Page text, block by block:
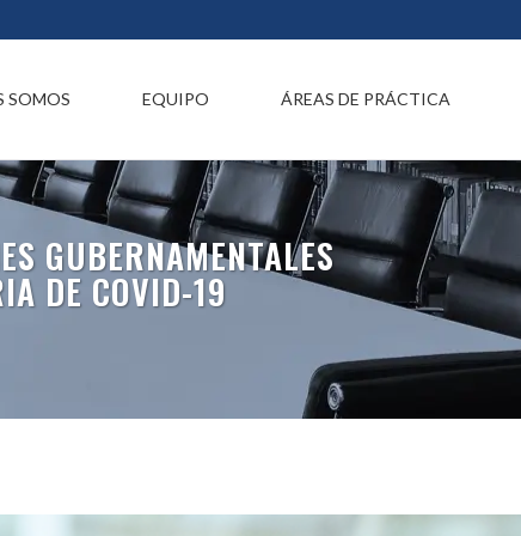
SOMOS EQUIPO ÁREAS DE PRÁCTICA
GUBERNAMENTALES
DE COVID-19